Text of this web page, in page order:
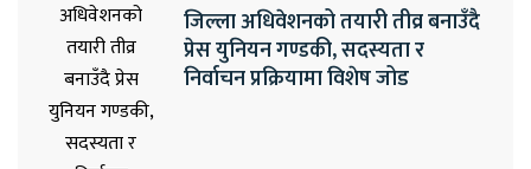
जिल्ला अधिवेशनको तयारी तीव्र बनाउँदै
प्रेस युनियन गण्डकी, सदस्यता र
निर्वाचन प्रक्रियामा विशेष जोड